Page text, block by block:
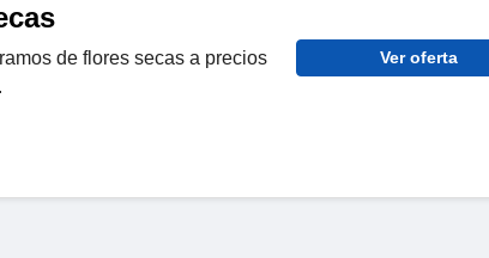
de flores secas a precios
Ver oferta